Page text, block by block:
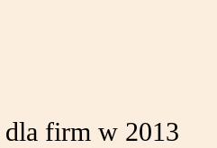
dla firm w 2013